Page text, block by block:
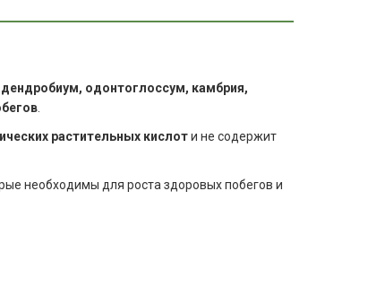
одонтоглоссум, камбрия,
растительных кислоти не содержит
необходимы для роста здоровых побегов и